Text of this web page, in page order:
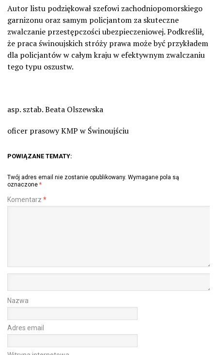
Autor listu podziękował szefowi zachodniopomorskiego
garnizonu oraz samym policjantom za skuteczne
zwalczanie przestępczości ubezpieczeniowej. Podkreślił,
że praca świnoujskich stróży prawa może być przykładem
dla policjantów w całym kraju w efektywnym zwalczaniu
tego typu oszustw.
asp. sztab. Beata Olszewska
oficer prasowy KMP w Świnoujściu
POWIĄZANE TEMATY:
Twój adres email nie zostanie opublikowany. Wymagane pola są
oznaczone *
Komentarz *
Nazwa
Adres email